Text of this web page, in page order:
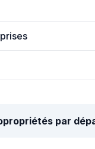
par